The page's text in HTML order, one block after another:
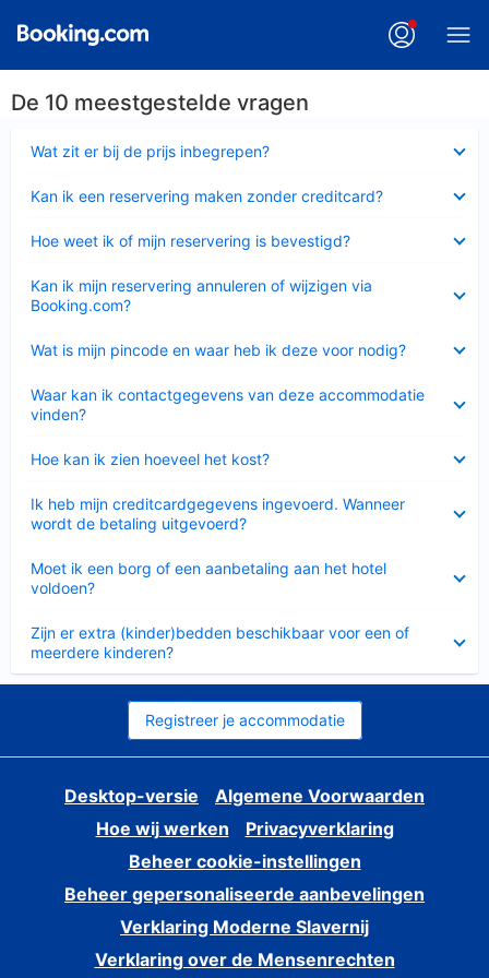
De 10 meestgestelde vragen
Wat zit er bij de prijs inbegrepen?
Kan ik een reservering maken zonder creditcard?
Hoe weet ik of mijn reservering is bevestigd?
Kan ik mijn reservering annuleren of wijzigen via
Booking.com?
Wat is mijn pincode en waar heb ik deze voor nodig?
Waar kan ik contactgegevens van deze accommodatie
vinden?
Hoe kan ik zien hoeveel het kost?
Ik heb mijn creditcardgegevens ingevoerd. Wanneer
wordt de betaling uitgevoerd?
Moet ik een borg of een aanbetaling aan het hotel
voldoen?
Zijn er extra (kinder)bedden beschikbaar voor een of
meerdere kinderen?
Registreer je accommodatie
Desktop-versie
Algemene Voorwaarden
Hoe wij werken
Privacyverklaring
Beheer cookie-instellingen
Beheer gepersonaliseerde aanbevelingen
Verklaring Moderne Slavernij
Verklaring over de Mensenrechten